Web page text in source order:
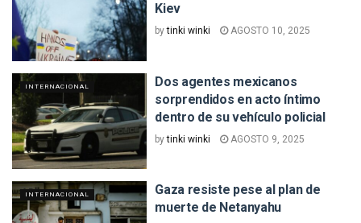
Kiev
by tinki winki AGOSTO 10, 2025
INTERNACIONAL
Dos agentes mexicanos
sorprendidos en acto íntimo
dentro de su vehículo policial
by tinki winki AGOSTO 9, 2025
INTERNACIONAL
Gaza resiste pese al plan de
muerte de Netanyahu